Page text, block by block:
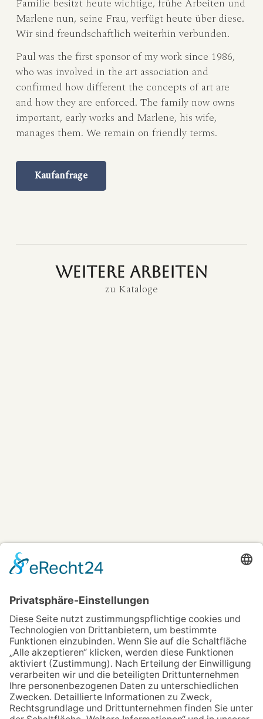
Familie besitzt heute wichtige, frühe Arbeiten und
Marlene nun, seine Frau, verfügt heute über diese.
Wir sind freundschaftlich weiterhin verbunden.
Paul was the first sponsor of my work since 1986,
who was involved in the art association and
confirmed how different the concepts of art are
and how they are enforced. The family now owns
important, early works and Marlene, his wife,
manages them. We remain on friendly terms.
Kaufanfrage
weitere Arbeiten
zu Kataloge